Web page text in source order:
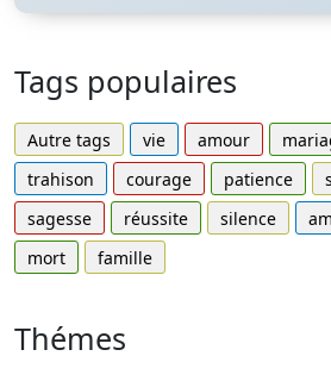
Tags populaires
Autre tags vie amour
trahison
courage patience
sagesse
réussite silence
mort
famille
Thémes